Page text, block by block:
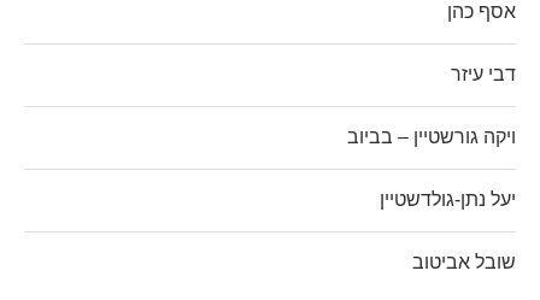
אסף כהן
דבי עיזר
ויקה גורשטיין – בביוב
יעל נתן-גולדשטיין
שובל אביטוב